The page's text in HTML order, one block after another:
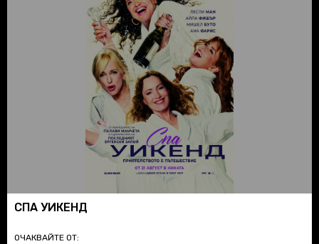
СПА УИКЕНД
ОЧАКВАЙТЕ ОТ: